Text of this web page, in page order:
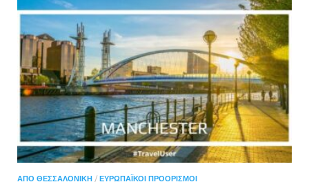
ΑΠΌ ΘΕΣΣΑΛΟΝΊΚΗ / ΕΥΡΩΠΑΪΚΟΊ ΠΡΟΟΡΙΣΜΟΊ